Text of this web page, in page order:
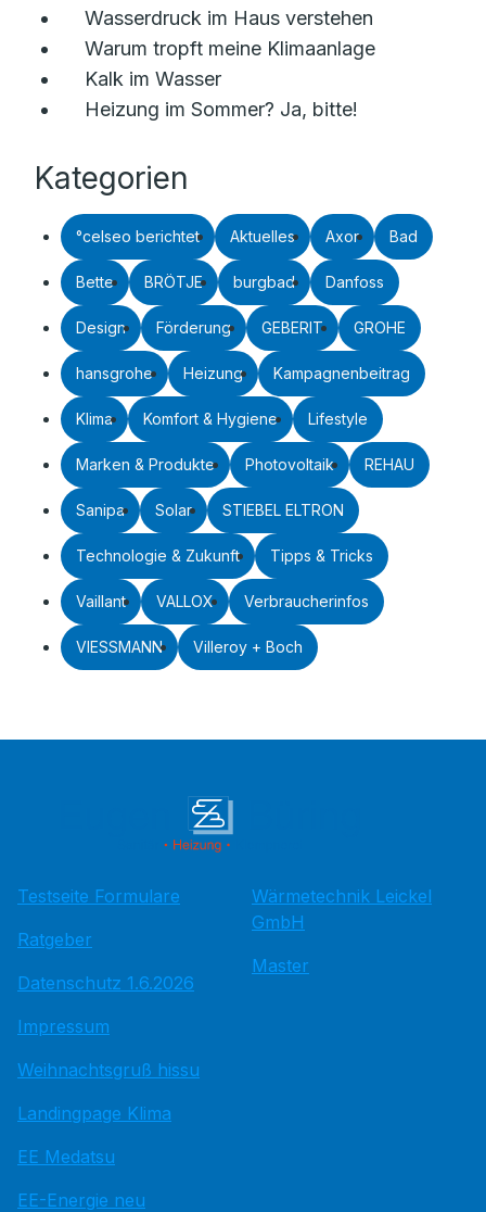
Wasserdruck im Haus verstehen
Warum tropft meine Klimaanlage
Kalk im Wasser
Heizung im Sommer? Ja, bitte!
Kategorien
°celseo berichtet Aktuelles Axor Bad
Bette BRÖTJE burgbad Danfoss
Design Förderung GEBERIT GROHE
hansgrohe Heizung Kampagnenbeitrag
Klima Komfort & Hygiene Lifestyle
Marken & Produkte Photovoltaik REHAU
Sanipa Solar STIEBEL ELTRON
Technologie & Zukunft Tipps & Tricks
Vaillant VALLOX Verbraucherinfos
VIESSMANN Villeroy + Boch
Testseite Formulare
Ratgeber
Datenschutz 1.6.2026
Impressum
Weihnachtsgruß hissu
Landingpage Klima
EE Medatsu
EE-Energie neu
Wärmetechnik Leickel
GmbH
Master